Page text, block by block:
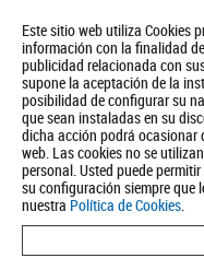
Este sitio web utiliza Cookies
información con la finalidad
publicidad relacionada con
supone la aceptación de la
posibilidad de configurar su
que sean instaladas en su
dicha acción podrá ocasionar
web. Las cookies no se
personal. Usted puede
su configuración siempre que
nuestra Política de Cookies.
About us Tourism Política